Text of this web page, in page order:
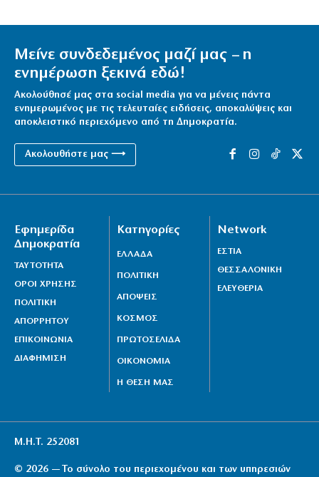
Μείνε συνδεδεμένος μαζί μας – η
ενημέρωση ξεκινά εδώ!
Ακολούθησέ μας στα social media για να μένεις πάντα
ενημερωμένος με τις τελευταίες ειδήσεις, αποκαλύψεις και
αποκλειστικό περιεχόμενο από τη Δημοκρατία.
Ακολουθήστε μας ⟶
Εφημερίδα
Δημοκρατία
ΤΑΥΤΟΤΗΤΑ
ΟΡΟΙ ΧΡΗΣΗΣ
ΠΟΛΙΤΙΚΗ
ΑΠΟΡΡΗΤΟΥ
ΕΠΙΚΟΙΝΩΝΙΑ
ΔΙΑΦΗΜΙΣΗ
Κατηγορίες
ΕΛΛΑΔΑ
ΠΟΛΙΤΙΚΗ
ΑΠΟΨΕΙΣ
ΚΟΣΜΟΣ
ΠΡΩΤΟΣΕΛΙΔΑ
ΟΙΚΟΝΟΜΙΑ
Η ΘΕΣΗ ΜΑΣ
Network
ΕΣΤΙΑ
ΘΕΣΣΑΛΟΝΙΚΗ
ΕΛΕΥΘΕΡΙΑ
Μ.Η.Τ. 252081
© 2026 — Το σύνολο του περιεχομένου και των υπηρεσιών